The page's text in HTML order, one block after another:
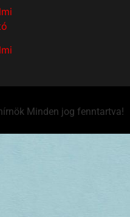
Minden jog fenntartva!